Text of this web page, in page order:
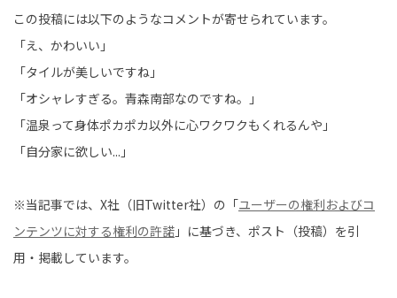
この投稿には以下のようなコメントが寄せられています。
「え、かわいい」
「タイルが美しいですね」
「オシャレすぎる。青森南部なのですね。」
「温泉って身体ポカポカ以外に心ワクワクもくれるんや」
「自分家に欲しい...」
※当記事では、X社（旧Twitter社）の「ユーザーの権利およびコ
ンテンツに対する権利の許諾 」に基づき、ポスト（投稿）を引
用・掲載しています。